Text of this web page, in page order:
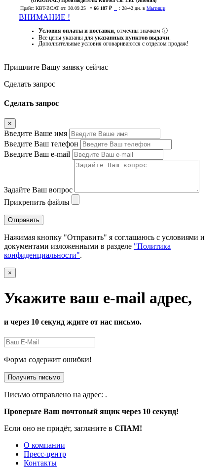
Прайс: KBT-BCAT от: 30.09.25 * 66 187 ₽ : 28-42 дн. в Мытищи
ВНИМАНИЕ !
Условия оплаты и поставки , отмечны значком ⓘ
Все цены указаны для указанных пунктов выдачи
Дополнительные условия оговариваются с отделом продаж!
Пришлите Вашу заявку сейчас
Cделать запрос
Cделать запрос
×
Введите Ваше имя
Введите Ваш телефон
Введите Ваш e-mail
Задайте Ваш вопрос
Прикрепить файлы
Отправить
Нажимая кнопку "Отправить" я соглашаюсь с условиями и
документами изложенными в разделе "Политика
конфиденциальности".
×
Укажите ваш e-mail адрес,
и через 10 секунд ждите от нас письмо.
Форма содержит ошибки!
Получить письмо
Письмо отправлено на адрес: .
Проверьте Ваш почтовый ящик через 10 секунд!
Если оно не придёт, загляните в СПАМ!
О компании
Пресс-центр
Контакты